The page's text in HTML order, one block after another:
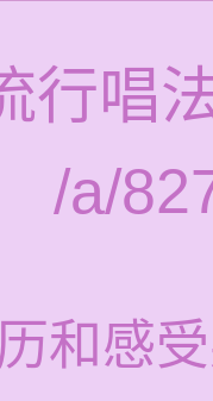
行唱
/a/
和感